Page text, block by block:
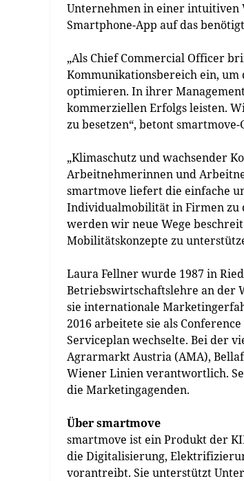
Unternehmen in einer
Smartphone-App auf das
„Als Chief Commercial Officer
Kommunikationsbereich ein, um
optimieren. In ihrer
kommerziellen Erfolgs leisten.
zu besetzen“, betont
„Klimaschutz und wachsender
Arbeitnehmerinnen und
smartmove liefert die einfache
Individualmobilität in Firmen zu
werden wir neue Wege
Mobilitätskonzepte zu
Laura Fellner wurde 1987 in
Betriebswirtschaftslehre an der
sie internationale
2016 arbeitete sie als
Serviceplan wechselte. Bei der
Agrarmarkt Austria (AMA),
Wiener Linien verantwortlich.
die Marketingagenden.
Über smartmove
smartmove ist ein Produkt der
die Digitalisierung,
vorantreibt. Sie unterstützt